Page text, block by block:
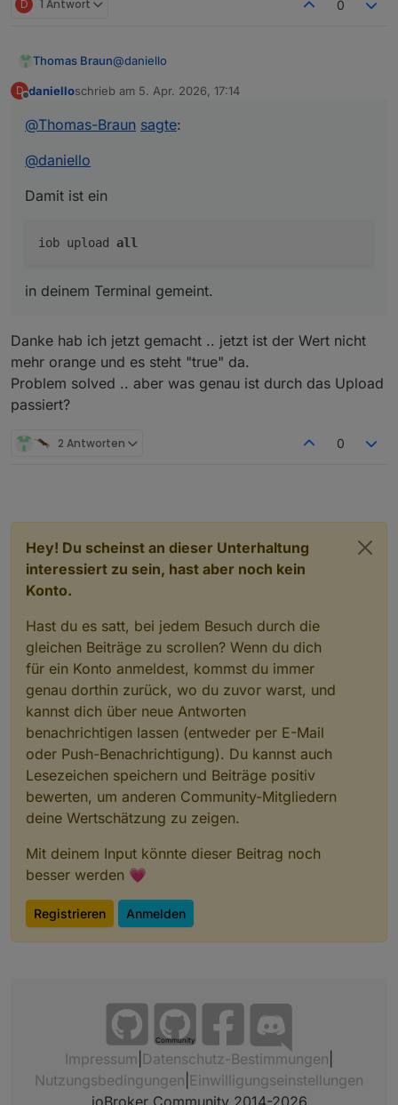
D 1 Antwort 0
Thomas Braun@daniello
Damit ist ein
D danielloschrieb am 5. Apr. 2026, 17:14
zuletzt editiert von
@Thomas-Braun sagte:
@daniello
Damit ist ein
iob upload all
in deinem Terminal gemeint.
Danke hab ich jetzt gemacht .. jetzt ist der Wert nicht
mehr orange und es steht "true" da.
Problem solved .. aber was genau ist durch das Upload
passiert?
2 Antworten 0
Hey! Du scheinst an dieser Unterhaltung
interessiert zu sein, hast aber noch kein
Konto.
Hast du es satt, bei jedem Besuch durch die
gleichen Beiträge zu scrollen? Wenn du dich
für ein Konto anmeldest, kommst du immer
genau dorthin zurück, wo du zuvor warst, und
kannst dich über neue Antworten
benachrichtigen lassen (entweder per E-Mail
oder Push-Benachrichtigung). Du kannst auch
Lesezeichen speichern und Beiträge positiv
bewerten, um anderen Community-Mitgliedern
deine Wertschätzung zu zeigen.
Mit deinem Input könnte dieser Beitrag noch
besser werden 💗
Registrieren Anmelden
Community
Impressum Datenschutz-Bestimmungen
Nutzungsbedingungen Einwilligungseinstellungen